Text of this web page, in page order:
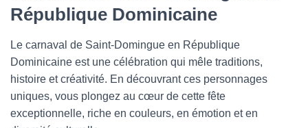
République Dominicaine
Le carnaval de Saint-Domingue en République
Dominicaine est une célébration qui mêle traditions,
histoire et créativité. En découvrant ces personnages
uniques, vous plongez au cœur de cette fête
exceptionnelle, riche en couleurs, en émotion et en